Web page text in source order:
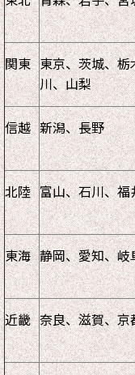
関東 東京、茨城、栃
川、山梨
信越 新潟、長野
北陸 富山、石川、福
東海 静岡、愛知、岐
近畿 奈良、滋賀、京